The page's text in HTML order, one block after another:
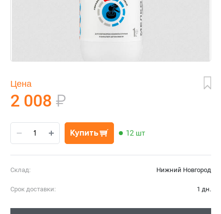
Цена
2 008 ₽
Купить 12 шт
Склад: Нижний Новгород
Срок доставки: 1 дн.